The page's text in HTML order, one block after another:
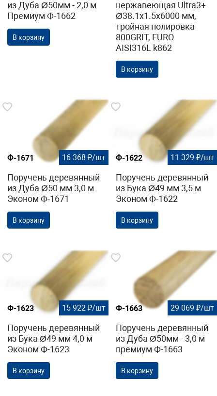
из Дуба Ø50мм - 2,0 м
Премиум Ф-1662
В корзину
нержавеющая Ultra3+
Ø38.1х1.5х6000 мм,
тройная полировка
800GRIT, EURO
AISI316L k862
В корзину
Ф-1671 16 368 ₽/шт
Поручень деревянный
из Дуба Ø50 мм 3,0 м
Эконом Ф-1671
В корзину
Ф-1622 11 329 ₽/шт
Поручень деревянный
из Бука Ø49 мм 3,5 м
Эконом Ф-1622
В корзину
Ф-1623 15 922 ₽/шт
Поручень деревянный
из Бука Ø49 мм 4,0 м
Эконом Ф-1623
В корзину
Ф-1663 29 069 ₽/шт
Поручень деревянный
из Дуба Ø50мм - 3,0 м
премиум Ф-1663
В корзину